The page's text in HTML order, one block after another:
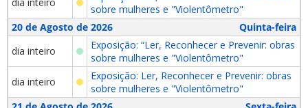
sobre mulheres e "Violentômetro"
20 de Agosto de 2026
Quinta-feira
dia inteiro
Exposição: “Ler, Reconhecer e Prevenir: obras
sobre mulheres e "Violentômetro"
dia inteiro
Exposição: Ler, Reconhecer e Prevenir: obras
sobre mulheres e "Violentômetro"